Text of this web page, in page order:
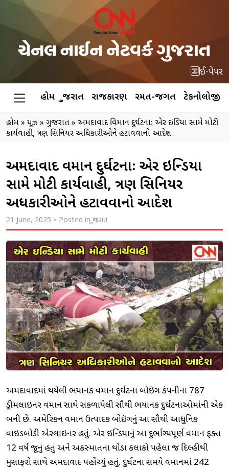
ઈ-પેપર
હોમ ગુજરાત રાજકારણ રમત-જગત ટેકનોલોજી
હોમ» ન્યૂઝ » ગુજરાત» અમદાવાદ વિમાન દુર્ઘટનાઃ એર ઇન્ડિયા સામે મોટી
કાર્યવાહી, ત્રણ સિનિયર અધિકારીઓને હટાવવાનો આદેશ
અમદાવાદ વિમાન દુર્ઘટનાઃ એર ઇન્ડિયા
સામે મોટી કાર્યવાહી, ત્રણ સિનિયર
અધિકારીઓને હટાવવાનો આદેશ
21 June, 2025 Posted inગુજરાત
અમદાવાદમાં થયેલી ભયાનક વિમાન દુર્ઘટના બોઇંગ કંપનીના 787
ડ્રીમલાઇનર વિમાન સાથે સંકળાયેલી સૌથી ભયાનક દુર્ઘટનાઓમાંની એક
બની છે. અમેરિકન વિમાન ઉત્પાદક બોઇંગનું આ સૌથી આધુનિક
વાઇડબોડી એરલાઇનર હતું. એર ઇન્ડિયાનું આ દુર્ભાગ્યપૂર્ણ વિમાન ફક્ત
12 વર્ષ જૂનું હતું અને અકસ્માતના થોડા કલાકો પહેલા જ દિલ્હીથી
મુસાફરો સાથે અમદાવાદ પહોંચ્યું હતું. દુર્ઘટના સમયે વિમાનમાં 242